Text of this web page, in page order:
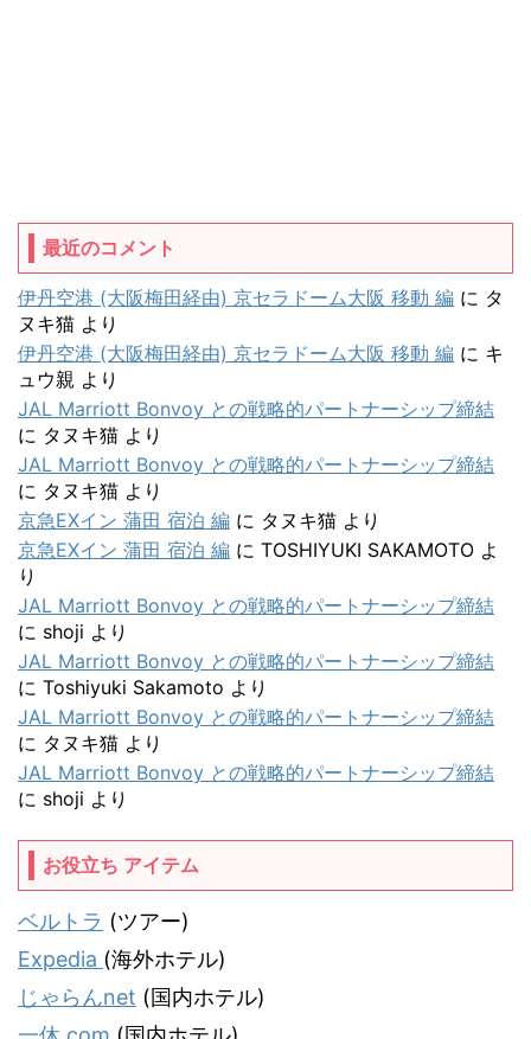
最近のコメント
伊丹空港 (大阪梅田経由) 京セラドーム大阪 移動 編 に タ
ヌキ猫 より
伊丹空港 (大阪梅田経由) 京セラドーム大阪 移動 編 に キ
ュウ親 より
JAL Marriott Bonvoy との戦略的パートナーシップ締結
に タヌキ猫 より
JAL Marriott Bonvoy との戦略的パートナーシップ締結
に タヌキ猫 より
京急EXイン 蒲田 宿泊 編 に タヌキ猫 より
京急EXイン 蒲田 宿泊 編 に TOSHIYUKI SAKAMOTO よ
り
JAL Marriott Bonvoy との戦略的パートナーシップ締結
に shoji より
JAL Marriott Bonvoy との戦略的パートナーシップ締結
に Toshiyuki Sakamoto より
JAL Marriott Bonvoy との戦略的パートナーシップ締結
に タヌキ猫 より
JAL Marriott Bonvoy との戦略的パートナーシップ締結
に shoji より
お役立ち アイテム
ベルトラ (ツアー)
Expedia (海外ホテル)
じゃらんnet (国内ホテル)